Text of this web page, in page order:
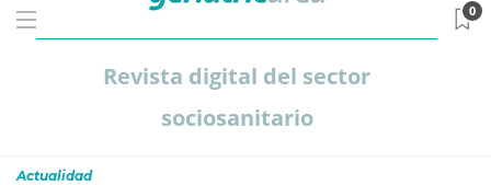
Revista digital del sector
sociosanitario
0
Actualidad